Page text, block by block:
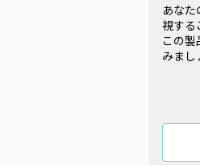
あな
視する
この
みまし